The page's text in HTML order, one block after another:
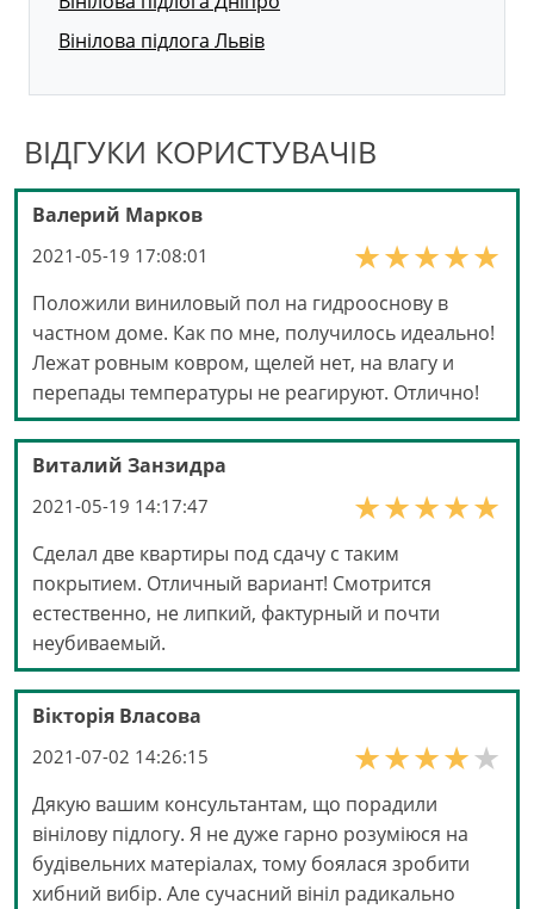
Вінілова підлога Львів
ВІДГУКИ КОРИСТУВАЧІВ
Валерий Марков
2021-05-19 17:08:01
Положили виниловый пол на гидрооснову в
частном доме. Как по мне, получилось идеально!
Лежат ровным ковром, щелей нет, на влагу и
перепады температуры не реагируют. Отлично!
Виталий Занзидра
2021-05-19 14:17:47
Сделал две квартиры под сдачу с таким
покрытием. Отличный вариант! Смотрится
естественно, не липкий, фактурный и почти
неубиваемый.
Вікторія Власова
2021-07-02 14:26:15
Дякую вашим консультантам, що порадили
вінілову підлогу. Я не дуже гарно розуміюся на
будівельних матеріалах, тому боялася зробити
хибний вибір. Але сучасний вініл радикально